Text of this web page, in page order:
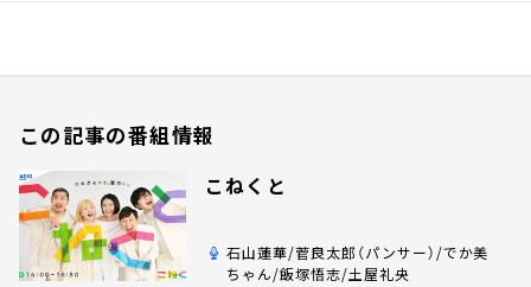
この記事の番組情報
こねくと
石山蓮華/菅良太郎（パンサー）/でか美
ちゃん/飯塚悟志/土屋礼央